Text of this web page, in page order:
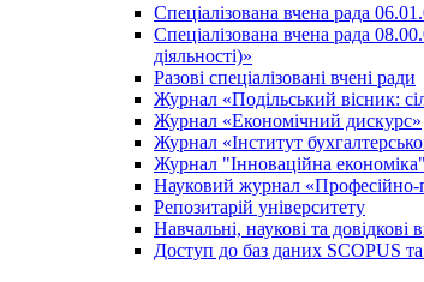
Спеціалізована вчена рада
Спеціалізована вчена рада
діяльності)»
Разові спеціалізовані вчені ради
Журнал «Подільський вісник:
Журнал «Економічний дискурс»
Журнал «Інститут
Журнал "Інноваційна економіка"
Науковий журнал «Професійно-
Репозитарій університету
Навчальні, наукові та
Доступ до баз даних SCOPUS